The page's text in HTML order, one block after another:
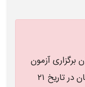
برگزاری آزمون
ورودی پایه هفتم دبیرستان نیکان در تاریخ ۲۱